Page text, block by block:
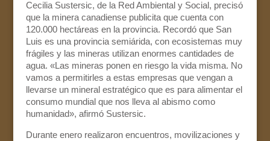
Cecilia Sustersic, de la Red Ambiental y Social, precisó
que la minera canadiense publicita que cuenta con
120.000 hectáreas en la provincia. Recordó que San
Luis es una provincia semiárida, con ecosistemas muy
frágiles y las mineras utilizan enormes cantidades de
agua. «Las mineras ponen en riesgo la vida misma. No
vamos a permitirles a estas empresas que vengan a
llevarse un mineral estratégico que es para alimentar el
consumo mundial que nos lleva al abismo como
humanidad», afirmó Sustersic.
Durante enero realizaron encuentros, movilizaciones y